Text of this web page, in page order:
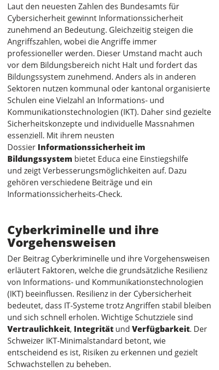
Laut den neuesten Zahlen des Bundesamts für
Cybersicherheit gewinnt Informationssicherheit
zunehmend an Bedeutung. Gleichzeitig steigen die
Angriffszahlen, wobei die Angriffe immer
professioneller werden. Dieser Umstand macht auch
vor dem Bildungsbereich nicht Halt und fordert das
Bildungssystem zunehmend. Anders als in anderen
Sektoren nutzen kommunal oder kantonal organisierte
Schulen eine Vielzahl an Informations- und
Kommunikationstechnologien (IKT). Daher sind gezielte
Sicherheitskonzepte und individuelle Massnahmen
essenziell. Mit ihrem neusten
Dossier Informationssicherheit im
Bildungssystem bietet Educa eine Einstiegshilfe
und zeigt Verbesserungsmöglichkeiten auf. Dazu
gehören verschiedene Beiträge und ein
Informationssicherheits-Check.
Cyberkriminelle und ihre
Vorgehensweisen
Der Beitrag Cyberkriminelle und ihre Vorgehensweisen
erläutert Faktoren, welche die grundsätzliche Resilienz
von Informations- und Kommunikationstechnologien
(IKT) beeinflussen. Resilienz in der Cybersicherheit
bedeutet, dass IT-Systeme trotz Angriffen stabil bleiben
und sich schnell erholen. Wichtige Schutzziele sind
Vertraulichkeit, Integrität und Verfügbarkeit. Der
Schweizer IKT-Minimalstandard betont, wie
entscheidend es ist, Risiken zu erkennen und gezielt
Schwachstellen zu beheben.